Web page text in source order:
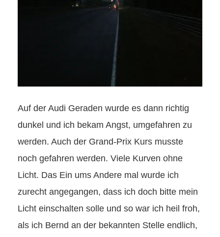
Auf der Audi Geraden wurde es dann richtig
dunkel und ich bekam Angst, umgefahren zu
werden. Auch der Grand-Prix Kurs musste
noch gefahren werden. Viele Kurven ohne
Licht. Das Ein ums Andere mal wurde ich
zurecht angegangen, dass ich doch bitte mein
Licht einschalten solle und so war ich heil froh,
als ich Bernd an der bekannten Stelle endlich,